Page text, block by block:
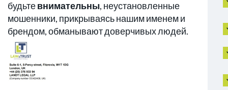
будьтевнимательны, неустановленные
мошенники, прикрываясь нашим именем и
брендом, обманывают доверчивых людей.